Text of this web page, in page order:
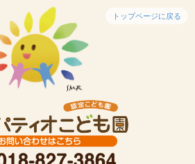
トップページに戻る